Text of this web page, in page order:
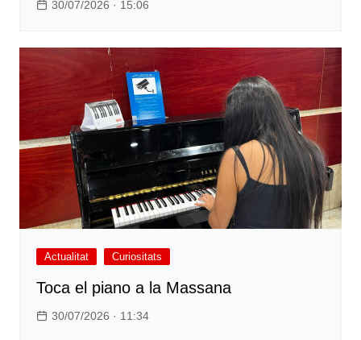
30/07/2026 · 15:06
Actualitat Curiositats
Toca el piano a la Massana
30/07/2026 · 11:34